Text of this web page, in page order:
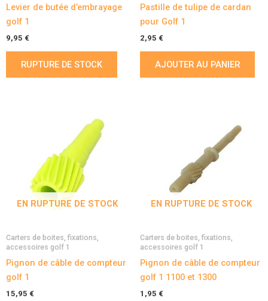
Levier de butée d’embrayage
golf 1
9,95 €
RUPTURE DE STOCK
Pastille de tulipe de cardan
pour Golf 1
2,95 €
AJOUTER AU PANIER
EN RUPTURE DE STOCK
Carters de boites, fixations,
accessoires golf 1
Pignon de câble de compteur
golf 1
15,95 €
EN RUPTURE DE STOCK
Carters de boites, fixations,
accessoires golf 1
Pignon de câble de compteur
golf 1 1100 et 1300
1,95 €